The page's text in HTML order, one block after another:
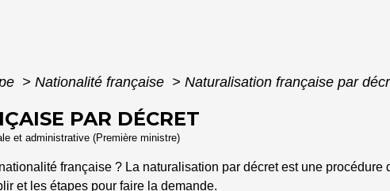
> Nationalité française > Naturalisation française par
PAR DÉCRET
et administrative (Première ministre)
française ? La naturalisation par décret est une procédure
et les étapes pour faire la demande.